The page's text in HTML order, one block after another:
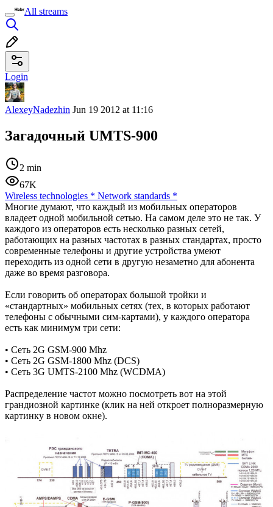
All streams
Login
AlexeyNadezhin Jun 19 2012 at 11:16
Загадочный UMTS-900
2 min
67K
Wireless technologies * Network standards *
Многие думают, что каждый из мобильных операторов
владеет одной мобильной сетью. На самом деле это не так. У
каждого из операторов есть несколько разных сетей,
работающих на разных частотах в разных стандартах, просто
современные телефоны и другие устройства умеют
переходить из одной сети в другую незаметно для абонента
даже во время разговора.
Если говорить об операторах большой тройки и
«стандартных» мобильных сетях (тех, в которых работают
телефоны с обычными сим-картами), у каждого оператора
есть как минимум три сети:
• Сеть 2G GSM-900 Mhz
• Сеть 2G GSM-1800 Mhz (DCS)
• Сеть 3G UMTS-2100 Mhz (WCDMA)
Распределение частот можно посмотреть вот на этой
грандиозной картинке (клик на ней откроет полноразмерную
картинку в новом окне).